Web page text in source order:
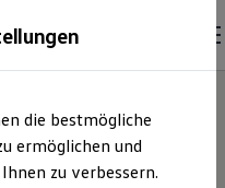
entdecken
die bestmögliche
ermöglichen und
zu verbessern.